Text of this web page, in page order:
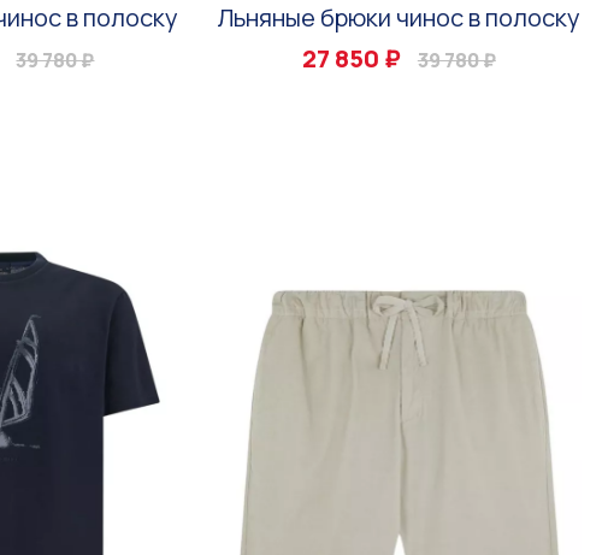
в полоску
39 780 ₽
Льняные брюки чинос в полоску
27 850 ₽
39 780 ₽